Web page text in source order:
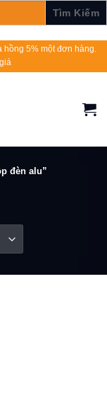
hồng 5% một đơn hàng.
đèn alu”